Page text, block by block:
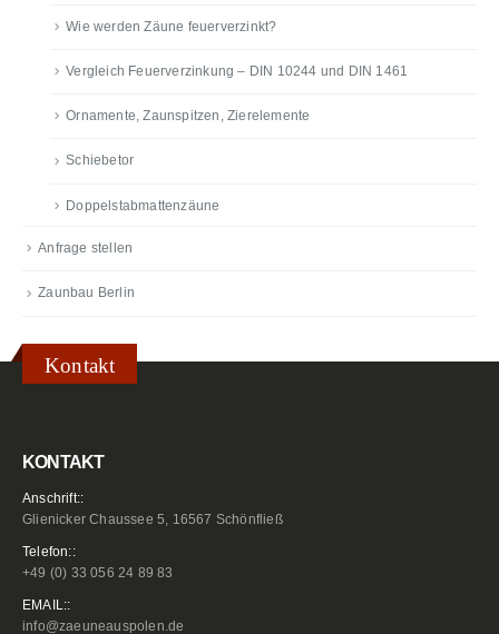
Wie werden Zäune feuerverzinkt?
Vergleich Feuerverzinkung – DIN 10244 und DIN 1461
Ornamente, Zaunspitzen, Zierelemente
Schiebetor
Doppelstabmattenzäune
Anfrage stellen
Zaunbau Berlin
Kontakt
KONTAKT
Anschrift::
Glienicker Chaussee 5, 16567 Schönfließ
Telefon::
+49 (0) 33 056 24 89 83
EMAIL::
info@zaeuneauspolen.de